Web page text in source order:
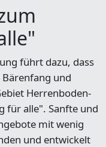
führt dazu, dass
und
Herrenboden-
für alle". Sanfte und
mit wenig
und entwickelt